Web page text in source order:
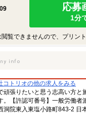
応募
1分
覧できませんので、プリン
コトリオの他の求人をみる
頑張りたいと思う志高い方
。【許認可番号】一般労働
洞院東入東塩小路町843-2 日